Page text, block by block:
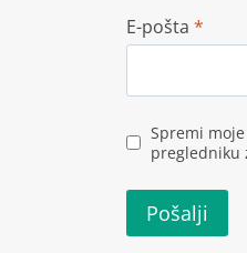
E-pošta*
Spremi
pregledniku